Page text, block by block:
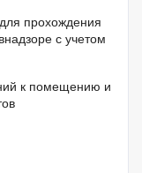
прохождения
с учетом
к помещению и